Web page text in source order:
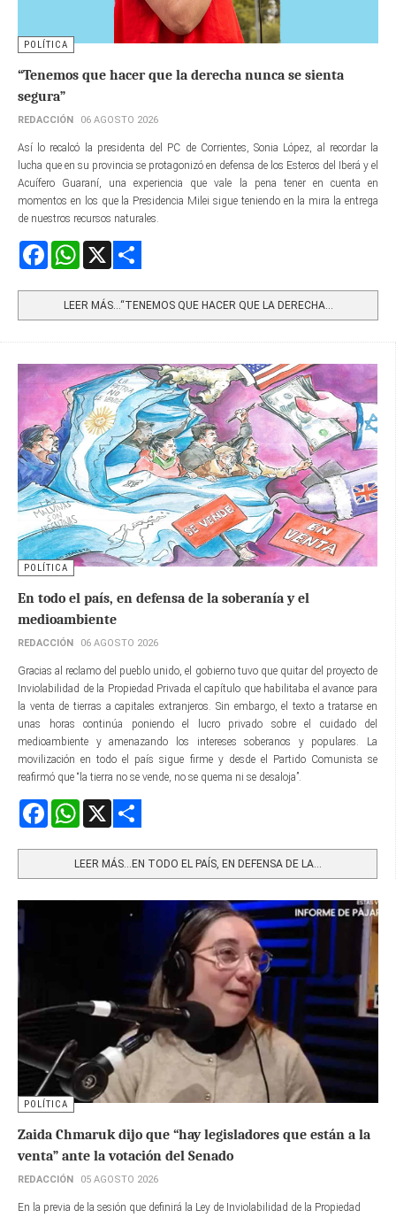
POLÍTICA
“Tenemos que hacer que la derecha nunca se sienta
segura”
REDACCIÓN 06 AGOSTO 2026
Así lo recalcó la presidenta del PC de Corrientes, Sonia López, al recordar la
lucha que en su provincia se protagonizó en defensa de los Esteros del Iberá y el
Acuífero Guaraní, una experiencia que vale la pena tener en cuenta en
momentos en los que la Presidencia Milei sigue teniendo en la mira la entrega
de nuestros recursos naturales.
FacebookWhatsApp
LEER MÁS…“TENEMOS QUE HACER QUE LA DERECHA...
POLÍTICA
En todo el país, en defensa de la soberanía y el
medioambiente
REDACCIÓN 06 AGOSTO 2026
Gracias al reclamo del pueblo unido, el gobierno tuvo que quitar del proyecto de
Inviolabilidad de la Propiedad Privada el capítulo que habilitaba el avance para
la venta de tierras a capitales extranjeros. Sin embargo, el texto a tratarse en
unas horas continúa poniendo el lucro privado sobre el cuidado del
medioambiente y amenazando los intereses soberanos y populares. La
movilización en todo el país sigue firme y desde el Partido Comunista se
reafirmó que “la tierra no se vende, no se quema ni se desaloja”.
FacebookWhatsApp
LEER MÁS…EN TODO EL PAÍS, EN DEFENSA DE LA...
POLÍTICA
Zaida Chmaruk dijo que “hay legisladores que están a la
venta” ante la votación del Senado
REDACCIÓN 05 AGOSTO 2026
En la previa de la sesión que definirá la Ley de Inviolabilidad de la Propiedad